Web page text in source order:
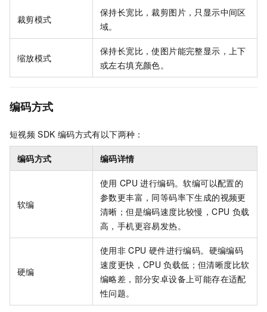
裁剪模式
保持长宽比，裁剪图片，只显示中间区
域。
缩放模式
保持长宽比，使图片能完整显示，上下
或左右填充颜色。
编码方式
短视频 SDK 编码方式有以下两种：
编码方式 编码详情
软编
使用 CPU 进行编码。软编可以配置的
参数更丰富，同等码率下生成的视频更
清晰；但是编码速度比较慢，CPU 负载
高，手机更容易发热。
硬编
使用非 CPU 硬件进行编码。硬编编码
速度更快，CPU 负载低；但清晰度比软
编略差，部分安卓设备上可能存在适配
性问题。